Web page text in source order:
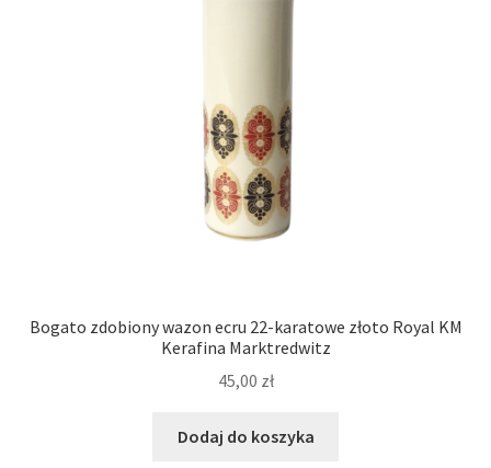
Bogato zdobiony wazon ecru 22-karatowe złoto Royal KM
Kerafina Marktredwitz
45,00 zł
Dodaj do koszyka